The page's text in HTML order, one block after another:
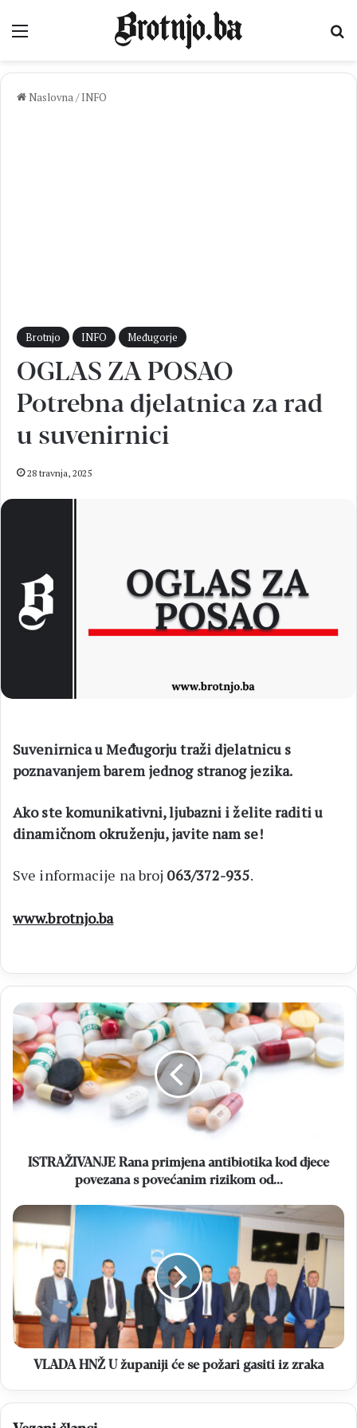
Izbornik
Naslovna/ INFO
Brotnjo INFO Međugorje
OGLAS ZA POSAO
Potrebna djelatnica za rad
u suvenirnici
28 travnja, 2025
Suvenirnica u Međugorju traži djelatnicu s
poznavanjem barem jednog stranog jezika.
Ako ste komunikativni, ljubazni i želite raditi u
dinamičnom okruženju, javite nam se!
Sve informacije na broj ‭ 063/372-935‬.
www.brotnjo.ba
ISTRAŽIVANJE
Rana
primjena
antibiotika
kod
djece
povezana
rizikom
ISTRAŽIVANJE Rana primjena antibiotika kod djece
povezana s povećanim rizikom od...
VLADA
HNŽ
U
će
se
požari
gasiti
iz
zrakaVLADA HNŽ U županiji će se požari gasiti iz zraka